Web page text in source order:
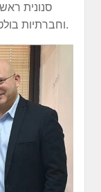
סנונית
וחברתיות בולטות נוספות שיחזקו את המפלגה ומעמדה.